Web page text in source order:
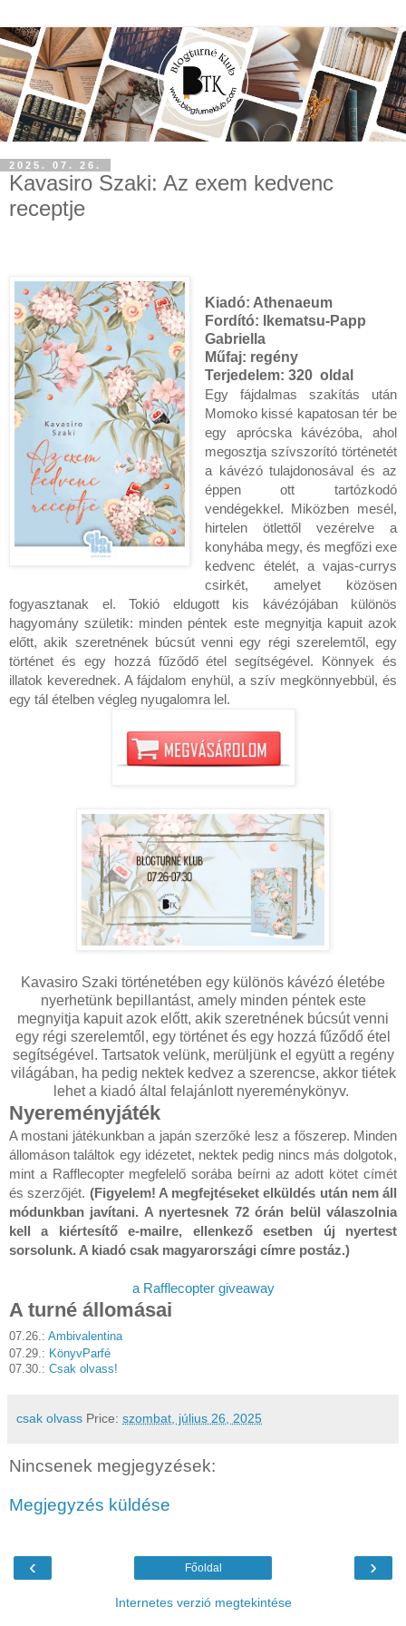
2025. 07. 26.
Kavasiro Szaki: Az ​exem kedvenc
receptje
Kiadó: Athenaeum
Fordító:
Ikematsu-Papp
Gabriella
Műfaj: regény
Terjedelem: 320 oldal
Egy fájdalmas szakítás után
Momoko kissé kapatosan tér be
egy aprócska kávézóba, ahol
megosztja szívszorító történetét
a kávézó tulajdonosával és az
éppen ott tartózkodó
vendégekkel. Miközben mesél,
hirtelen ötlettől vezérelve a
konyhába megy, és megfőzi exe
kedvenc ételét, a vajas-currys
csirkét, amelyet közösen
fogyasztanak el. Tokió eldugott kis kávézójában különös
hagyomány születik: minden péntek este megnyitja kapuit azok
előtt, akik szeretnének búcsút venni egy régi szerelemtől, egy
történet és egy hozzá fűződő étel segítségével. Könnyek és
illatok keverednek. A fájdalom enyhül, a szív megkönnyebbül, és
egy tál ételben végleg nyugalomra lel.
Kavasiro Szaki történetében egy különös kávézó életébe
nyerhetünk bepillantást, amely minden péntek este
megnyitja kapuit azok előtt, akik szeretnének búcsút venni
egy régi szerelemtől, egy történet és egy hozzá fűződő étel
segítségével. Tartsatok velünk, merüljünk el együtt a regény
világában, ha pedig nektek kedvez a szerencse, akkor tiétek
lehet a kiadó által felajánlott nyereménykönyv.
Nyereményjáték
A mostani játékunkban a japán szerzőké lesz a főszerep. Minden
állomáson találtok egy idézetet, nektek pedig nincs más dolgotok,
mint a Rafflecopter megfelelő sorába beírni az adott kötet címét
és szerzőjét. (Figyelem! A megfejtéseket elküldés után nem áll
módunkban javítani. A nyertesnek 72 órán belül válaszolnia
kell a kiértesítő e-mailre, ellenkező esetben új nyertest
sorsolunk. A kiadó csak magyarországi címre postáz.)
a Rafflecopter giveaway
A turné állomásai
07.26.: Ambivalentina
07.29.: KönyvParfé
07.30.: Csak olvass!
csak olvass Price: szombat, július 26, 2025
Nincsenek megjegyzések:
Megjegyzés küldése
‹ ›
Főoldal
Internetes verzió megtekintése